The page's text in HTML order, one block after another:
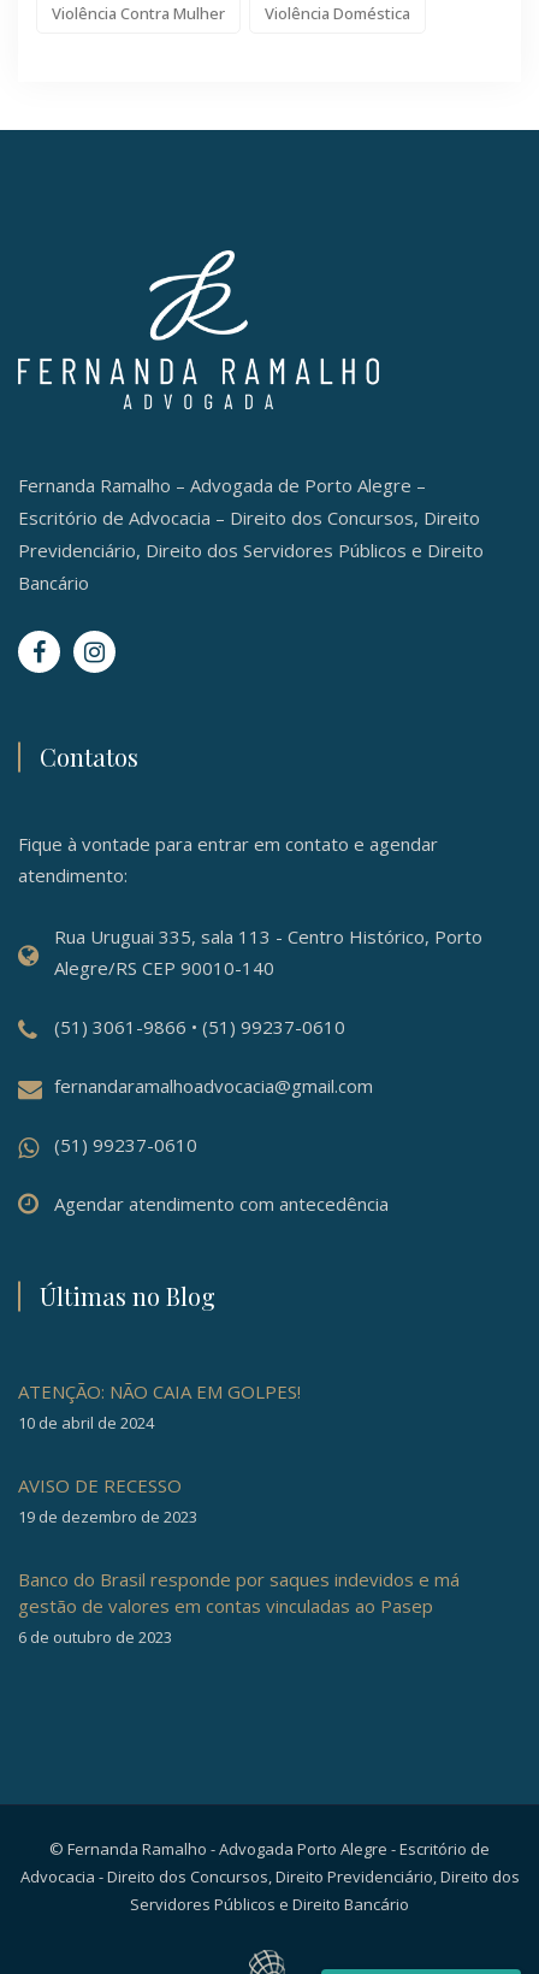
Violência Contra Mulher Violência Doméstica
Fernanda Ramalho – Advogada de Porto Alegre –
Escritório de Advocacia – Direito dos Concursos, Direito
Previdenciário, Direito dos Servidores Públicos e Direito
Bancário
Contatos
Fique à vontade para entrar em contato e agendar
atendimento:
Rua Uruguai 335, sala 113 - Centro Histórico, Porto
Alegre/RS CEP 90010-140
(51) 3061-9866 • (51) 99237-0610
fernandaramalhoadvocacia@gmail.com
(51) 99237-0610
Agendar atendimento com antecedência
Últimas no Blog
ATENÇÃO: NÃO CAIA EM GOLPES!
10 de abril de 2024
AVISO DE RECESSO
19 de dezembro de 2023
Banco do Brasil responde por saques indevidos e má
gestão de valores em contas vinculadas ao Pasep
6 de outubro de 2023
© Fernanda Ramalho - Advogada Porto Alegre - Escritório de
Advocacia - Direito dos Concursos, Direito Previdenciário, Direito dos
Servidores Públicos e Direito Bancário